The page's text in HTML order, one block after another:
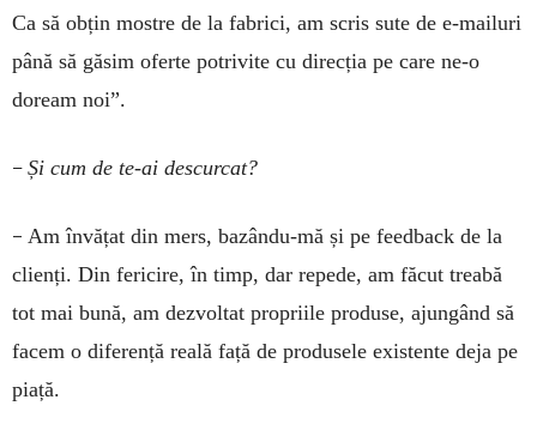
Ca să obțin mostre de la fabrici, am scris sute de e-mailuri
până să găsim oferte potrivite cu direcția pe care ne-o
doream noi”.
– Și cum de te-ai descurcat?
– Am învățat din mers, bazându-mă și pe feedback de la
clienți. Din fericire, în timp, dar repede, am făcut treabă
tot mai bună, am dezvoltat propriile produse, ajungând să
facem o diferență reală față de produsele existente deja pe
piață.